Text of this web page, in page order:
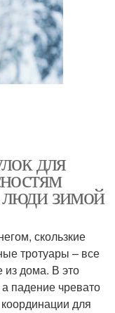
для
зимой
скользкие
тротуары – все
из дома. В это
падение чревато
для